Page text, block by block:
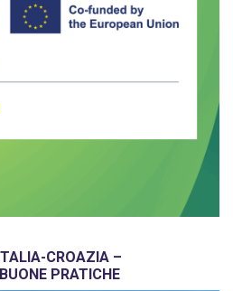
CROAZIA –
PRATICHE